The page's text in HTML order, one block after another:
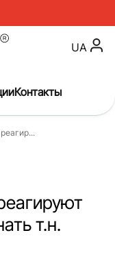
UA
Контакты
т.н.